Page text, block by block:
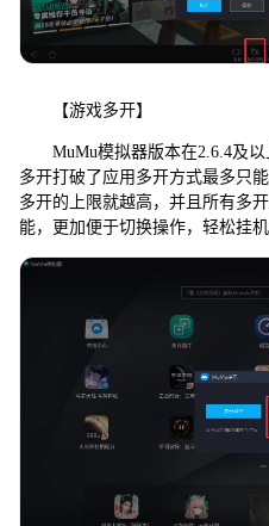
【游戏多开】
MuMu模拟器版本在2.6.4及以
多开打破了应用多开方式最多只
多开的上限就越高，并且所有多
能，更加便于切换操作，轻松挂机